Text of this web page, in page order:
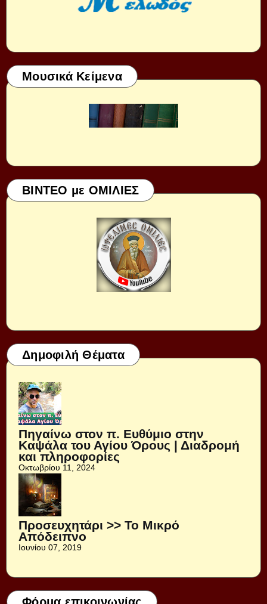
Μουσικά Κείμενα
ΒΙΝΤΕΟ με ΟΜΙΛΙΕΣ
Δημοφιλή Θέματα
Πηγαίνω στον π. Ευθύμιο στην
Καψάλα του Αγίου Όρους | Διαδρομή
και πληροφορίες
Οκτωβρίου 11, 2024
Προσευχητάρι >> Το Μικρό
Απόδειπνο
Ιουνίου 07, 2019